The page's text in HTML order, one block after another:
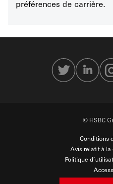
préférences de carrière.
© HSBC
Conditions
Avis relatif à
Politique
Sécurité